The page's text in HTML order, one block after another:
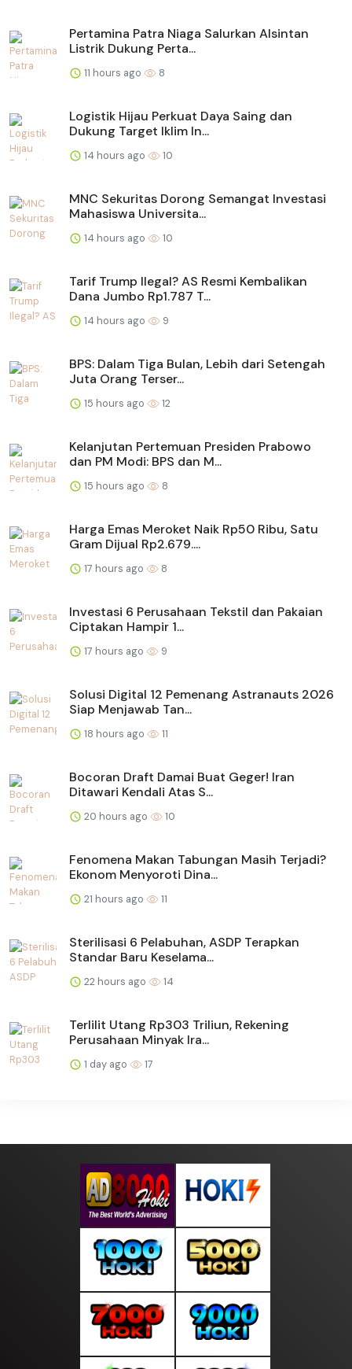
Pertamina Patra Niaga Salurkan Alsintan
Listrik Dukung Perta...
11 hours ago 8
Logistik Hijau Perkuat Daya Saing dan
Dukung Target Iklim In...
14 hours ago 10
MNC Sekuritas Dorong Semangat Investasi
Mahasiswa Universita...
14 hours ago 10
Tarif Trump Ilegal? AS Resmi Kembalikan
Dana Jumbo Rp1.787 T...
14 hours ago 9
BPS: Dalam Tiga Bulan, Lebih dari Setengah
Juta Orang Terser...
15 hours ago 12
Kelanjutan Pertemuan Presiden Prabowo
dan PM Modi: BPS dan M...
15 hours ago 8
Harga Emas Meroket Naik Rp50 Ribu, Satu
Gram Dijual Rp2.679....
17 hours ago 8
Investasi 6 Perusahaan Tekstil dan Pakaian
Ciptakan Hampir 1...
17 hours ago 9
Solusi Digital 12 Pemenang Astranauts 2026
Siap Menjawab Tan...
18 hours ago 11
Bocoran Draft Damai Buat Geger! Iran
Ditawari Kendali Atas S...
20 hours ago 10
Fenomena Makan Tabungan Masih Terjadi?
Ekonom Menyoroti Dina...
21 hours ago 11
Sterilisasi 6 Pelabuhan, ASDP Terapkan
Standar Baru Keselama...
22 hours ago 14
Terlilit Utang Rp303 Triliun, Rekening
Perusahaan Minyak Ira...
1 day ago 17